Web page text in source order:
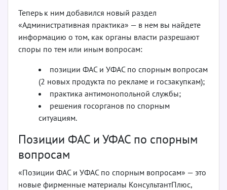
Теперь к ним добавился новый раздел
«Административная практика» — в нем вы найдете
информацию о том, как органы власти разрешают
споры по тем или иным вопросам:
позиции ФАС и УФАС по спорным вопросам
(2 новых продукта по рекламе и госзакупкам);
практика антимонопольной службы;
решения госорганов по спорным
ситуациям.
Позиции ФАС и УФАС по спорным
вопросам
«Позиции ФАС и УФАС по спорным вопросам» — это
новые фирменные материалы КонсультантПлюс,